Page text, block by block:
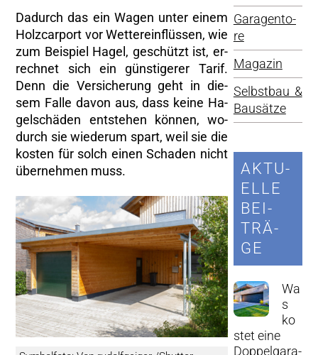
Da­durch das ein Wagen unter einem
Holz­car­port vor Wet­ter­ein­flüs­sen, wie
zum Bei­spiel Hagel, ge­schützt ist, er­
rech­net sich ein güns­ti­ge­rer Tarif.
Denn die Ver­si­che­rung geht in die­
sem Falle davon aus, dass keine Ha­
gel­schä­den ent­ste­hen kön­nen, wo­
durch sie wie­der­um spart, weil sie die
kos­ten für solch einen Scha­den nicht
über­neh­men muss.
Ga­ra­gen­to­
re
Ma­ga­zin
Selbst­bau &
Bau­sät­ze
AK­TU­
EL­LE
BEI­
TRÄ­
GE
Wa
s
ko
s­tet eine
Dop­pel­ga­ra­